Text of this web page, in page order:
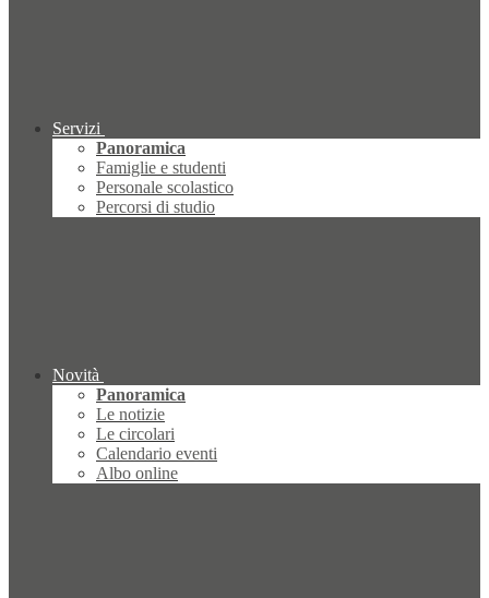
Servizi
Panoramica
Famiglie e studenti
Personale scolastico
Percorsi di studio
Novità
Panoramica
Le notizie
Le circolari
Calendario eventi
Albo online